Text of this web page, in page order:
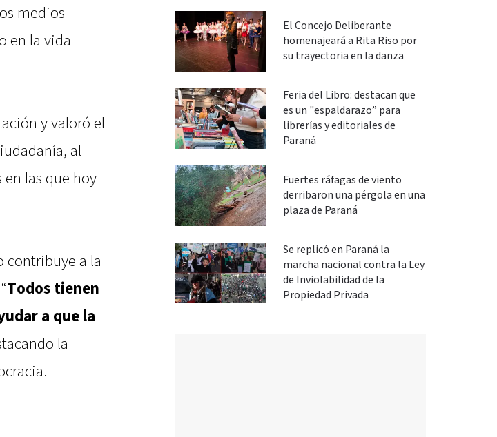
medios
en la vida
y valoró el
al
las que hoy
contribuye a la
Todos tienen
a que la
la
El Concejo Deliberante
homenajeará a Rita Riso por
su trayectoria en la danza
Feria del Libro: destacan que
es un "espaldarazo” para
librerías y editoriales de
Paraná
Fuertes ráfagas de viento
derribaron una pérgola en una
plaza de Paraná
Se replicó en Paraná la
marcha nacional contra la Ley
de Inviolabilidad de la
Propiedad Privada